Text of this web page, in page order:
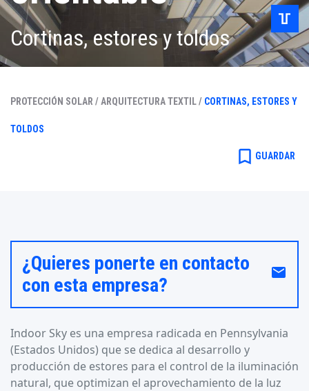
Cortinas, estores y toldos
PROTECCIÓN SOLAR / ARQUITECTURA TEXTIL / CORTINAS, ESTORES Y
TOLDOS
bookmark_border GUARDAR
¿Quieres ponerte en contacto
con esta empresa?
email
Indoor Sky es una empresa radicada en Pennsylvania
(Estados Unidos) que se dedica al desarrollo y
producción de estores para el control de la iluminación
natural, que optimizan el aprovechamiento de la luz